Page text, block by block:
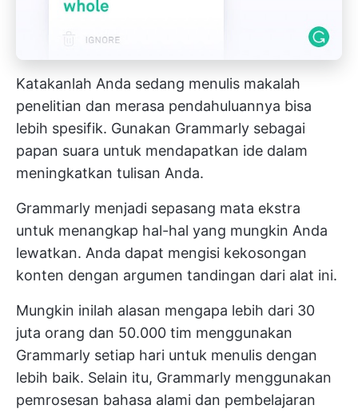
Katakanlah Anda sedang menulis makalah
penelitian dan merasa pendahuluannya bisa
lebih spesifik. Gunakan Grammarly sebagai
papan suara untuk mendapatkan ide dalam
meningkatkan tulisan Anda.
Grammarly menjadi sepasang mata ekstra
untuk menangkap hal-hal yang mungkin Anda
lewatkan. Anda dapat mengisi kekosongan
konten dengan argumen tandingan dari alat ini.
Mungkin inilah alasan mengapa lebih dari 30
juta orang dan 50.000 tim menggunakan
Grammarly setiap hari untuk menulis dengan
lebih baik. Selain itu, Grammarly menggunakan
pemrosesan bahasa alami dan pembelajaran